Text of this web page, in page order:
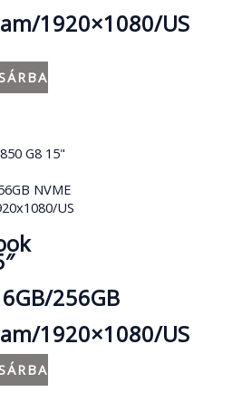
1920×1080/US
256GB
1920×1080/US